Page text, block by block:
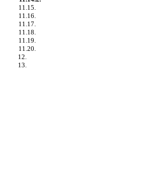
11.15.
11.16.
11.17.
11.18.
11.19.
11.20.
12.
13.